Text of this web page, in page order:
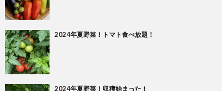
2024年夏野菜！トマト食べ放題！
2024年夏野菜！収穫始まった！